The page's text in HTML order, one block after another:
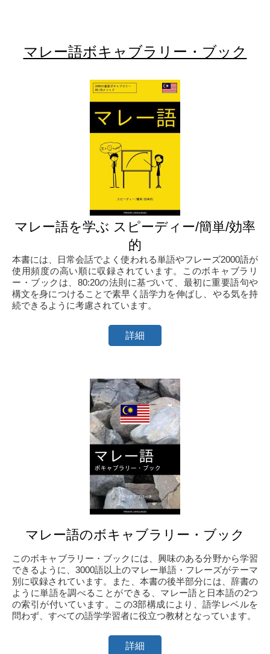
マレー語ボキャブラリー・ブック
マレー語を学ぶ スピーディー/簡単/効率
的
本書には、日常会話でよく使われる単語やフレーズ2000語が
使用頻度の高い順に収録されています。このボキャブラリ
ー・ブックは、80:20の法則に基づいて、最初に重要語句や
構文を身につけることで素早く語学力を伸ばし、やる気を持
続できるように考慮されています。
詳細
マレー語のボキャブラリー・ブック
このボキャブラリー・ブックには、興味のある分野から学習
できるように、3000語以上のマレー単語・フレーズがテーマ
別に収録されています。また、本書の後半部分には、辞書の
ように単語を調べることができる、マレー語と日本語の2つ
の索引が付いています。この3部構成により、語学レベルを
問わず、すべての語学学習者に役立つ教材となっています。
詳細